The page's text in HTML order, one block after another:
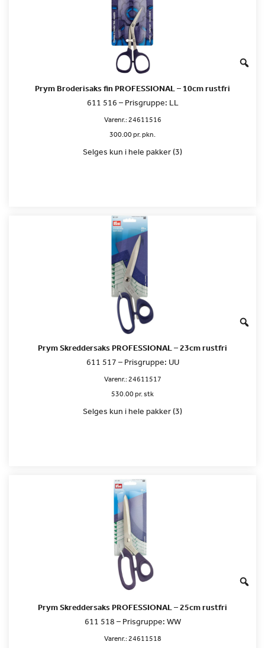
Prym Broderisaks fin PROFESSIONAL – 10cm rustfri
611 516 – Prisgruppe: LL
Varenr.:24611516
300.00 pr. pkn.
Selges kun i hele pakker (3)
Prym Skreddersaks PROFESSIONAL – 23cm rustfri
611 517 – Prisgruppe: UU
Varenr.:24611517
530.00 pr. stk
Selges kun i hele pakker (3)
Prym Skreddersaks PROFESSIONAL – 25cm rustfri
611 518 – Prisgruppe: WW
Varenr.:24611518